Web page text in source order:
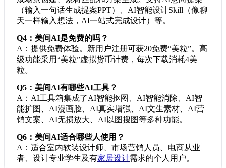
（输入一句话生成提案PPT）、AI智能设计Skill（像聊
天一样输入想法，AI一站式完成设计）等。
Q4：美间AI是免费的吗？
A：提供免费体验。新用户注册可获20免费“美粒”。高
级功能采用“美粒”虚拟货币计费，每次下载消耗4美
粒。
Q5：美间AI有哪些AI工具？
A：AI工具箱集成了AI智能抠图、AI智能消除、AI智
能扩图、AI漫画脸、AI真实增强、AI文生素材、AI营
销文案、AI无损放大、AI以图搜图等多种功能。
Q6：美间AI适合哪些人使用？
A：适合室内软装设计师、市场营销人员、电商从业
者、设计专业学生及有家居设计需求的个人用户。